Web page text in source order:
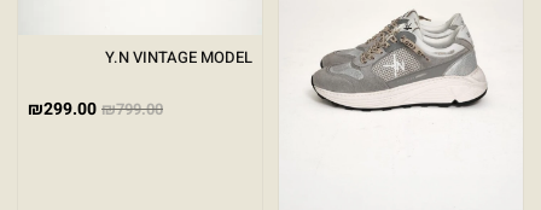
Y.N VINTAGE MODEL
₪799.00
₪299.00